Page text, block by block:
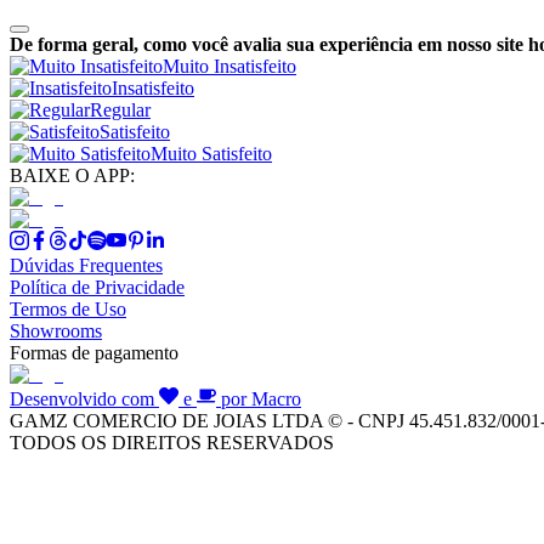
De forma geral, como você avalia sua experiência em nosso site
Muito Insatisfeito
Insatisfeito
Regular
Satisfeito
Muito Satisfeito
BAIXE O APP:
Dúvidas Frequentes
Política de Privacidade
Termos de Uso
Showrooms
Formas de pagamento
Desenvolvido com e
por Macro
GAMZ COMERCIO DE JOIAS LTDA © - CNPJ 45.451.832/
TODOS OS DIREITOS RESERVADOS